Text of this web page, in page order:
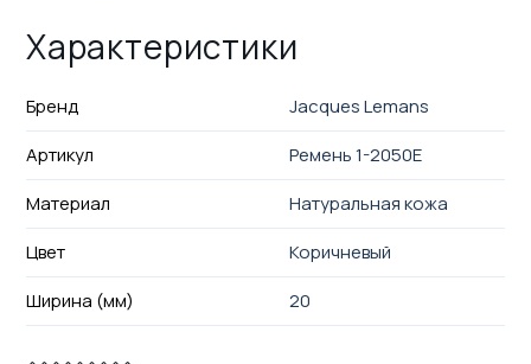
Характеристики
Бренд
Jacques Lemans
Артикул
Ремень 1-2050E
Материал
Натуральная кожа
Цвет
Коричневый
Ширина (мм)
20